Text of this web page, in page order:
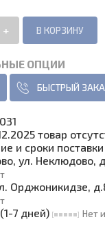
+
ОПЦИИ
БЫСТРЫЙ
товар
и сроки
ул. Неклюдово,
Орджоникидзе,
7 дней) Нет